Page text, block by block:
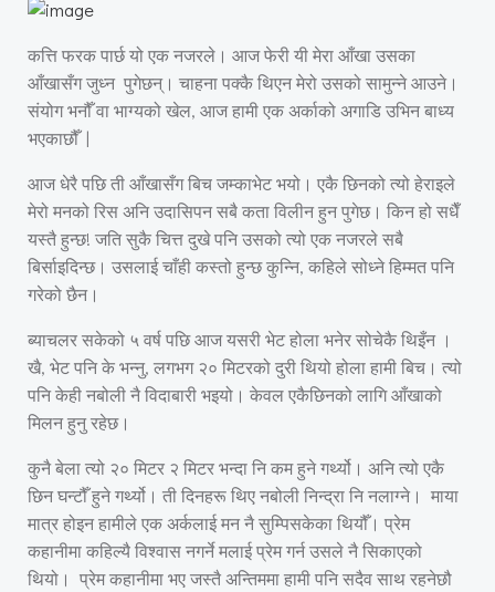
कत्ति फरक पार्छ यो एक नजरले। आज फेरी यी मेरा आँखा उसका
आँखासँग जुध्न पुगेछन्। चाहना पक्कै थिएन मेरो उसको सामुन्ने आउने।
संयोग भनौँ वा भाग्यको खेल, आज हामी एक अर्काको अगाडि उभिन बाध्य
भएकाछौँ |
आज धेरै पछि ती आँखासँग बिच जम्काभेट भयो। एकै छिनको त्यो हेराइले
मेरो मनको रिस अनि उदासिपन सबै कता विलीन हुन पुगेछ। किन हो सधैँ
यस्तै हुन्छ! जति सुकै चित्त दुखे पनि उसको त्यो एक नजरले सबै
बिर्साइदिन्छ। उसलाई चाँही कस्तो हुन्छ कुन्नि, कहिले सोध्ने हिम्मत पनि
गरेको छैन।
ब्याचलर सकेको ५ वर्ष पछि आज यसरी भेट होला भनेर सोचेकै थिइँन ।
खै, भेट पनि के भन्नु, लगभग २० मिटरको दुरी थियो होला हामी बिच। त्यो
पनि केही नबोली नै विदाबारी भइयो। केवल एकैछिनको लागि आँखाको
मिलन हुनु रहेछ।
कुनै बेला त्यो २० मिटर २ मिटर भन्दा नि कम हुने गर्थ्यो। अनि त्यो एकै
छिन घन्टौँ हुने गर्थ्यो। ती दिनहरू थिए नबोली निन्द्रा नि नलाग्ने। माया
मात्र होइन हामीले एक अर्कलाई मन नै सुम्पिसकेका थियौँ। प्रेम
कहानीमा कहिल्यै विश्वास नगर्ने मलाई प्रेम गर्न उसले नै सिकाएको
थियो। प्रेम कहानीमा भए जस्तै अन्तिममा हामी पनि सदैव साथ रहनेछौ